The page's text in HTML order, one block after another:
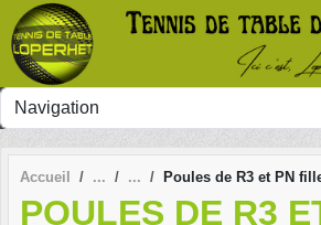
Accueil Poules de R3 et PN
POULES DE R3
Panneau de gestion des cookies